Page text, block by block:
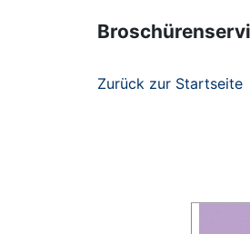
Zurück zur Startseite